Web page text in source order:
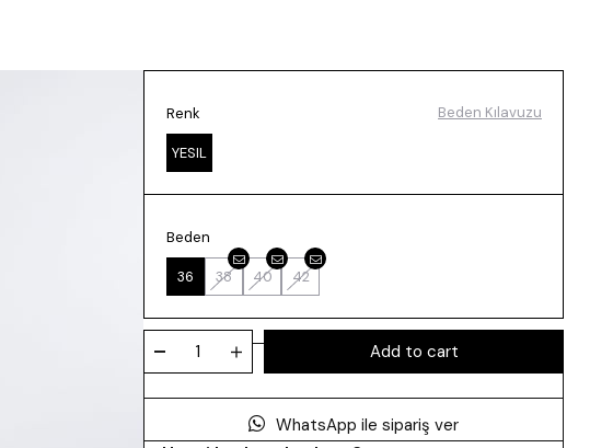
Renk
YESIL
Beden
36 38 40 42
Beden Kılavuzu
WhatsApp ile sipariş ver